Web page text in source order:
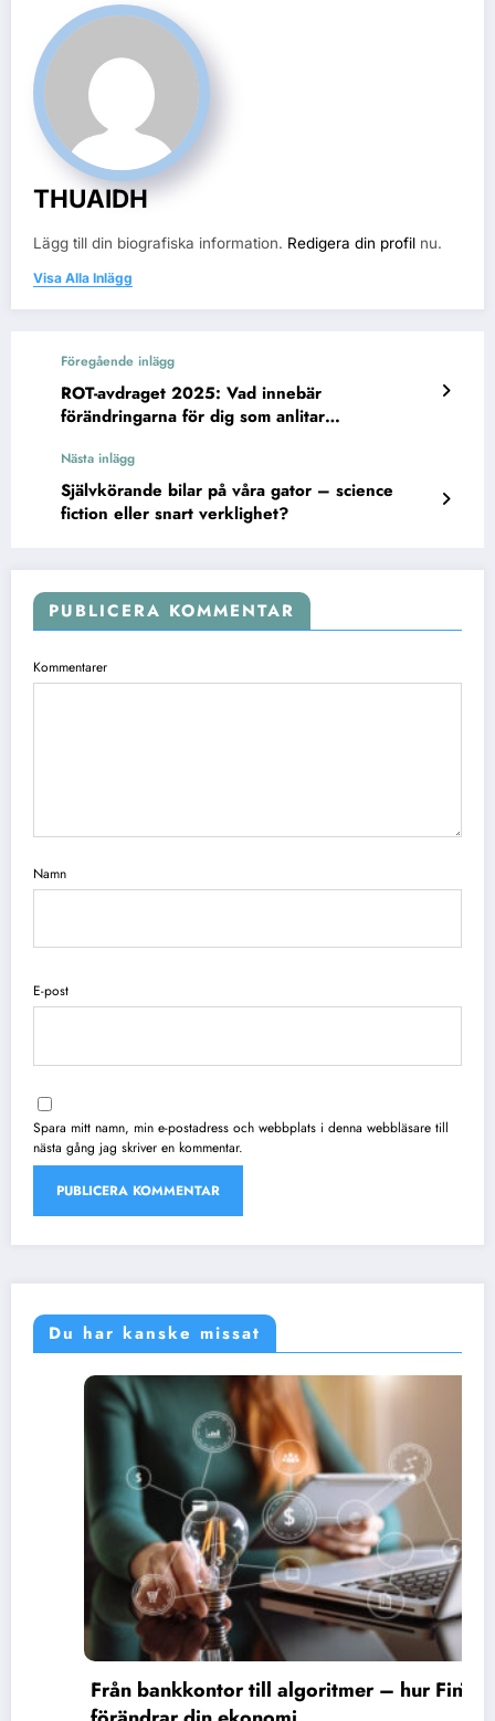
THUAIDH
Lägg till din biografiska information. Redigera din profil nu.
Visa Alla Inlägg
Föregående inlägg
ROT-avdraget 2025: Vad innebär
förändringarna för dig som anlitar
Nästa inlägg
Självkörande bilar på våra gator – science
fiction eller snart verklighet?
PUBLICERA KOMMENTAR
Kommentarer
Namn
E-post
Spara mitt namn, min e-postadress och webbplats i denna webbläsare till
nästa gång jag skriver en kommentar.
Du har kanske missat
Från bankkontor till algoritmer – hur FinTech